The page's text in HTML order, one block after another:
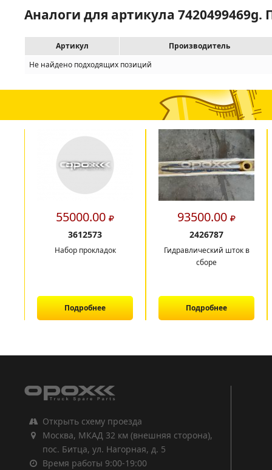
Аналоги для артикула
Артикул
Производитель
Не найдено подходящих позиций
55000.00
3612573
Набор прокладок
Подробнее
93500.00
2426787
Гидравлический шток в
сборе
Подробнее
Открыть схему проезда
Москва, МКАД 32 км (внешняя сторона),
пос. Битца, ул. Нагорная, д. 5
Время работы 9:00-19:00